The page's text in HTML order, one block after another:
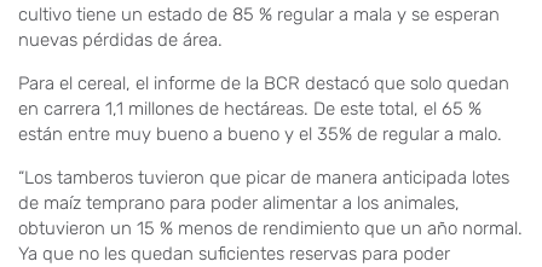
cultivo tiene un estado de 85 % regular a mala y se esperan
nuevas pérdidas de área.
Para el cereal, el informe de la BCR destacó que solo quedan
en carrera 1,1 millones de hectáreas. De este total, el 65 %
están entre muy bueno a bueno y el 35% de regular a malo.
“Los tamberos tuvieron que picar de manera anticipada lotes
de maíz temprano para poder alimentar a los animales,
obtuvieron un 15 % menos de rendimiento que un año normal.
Ya que no les quedan suficientes reservas para poder